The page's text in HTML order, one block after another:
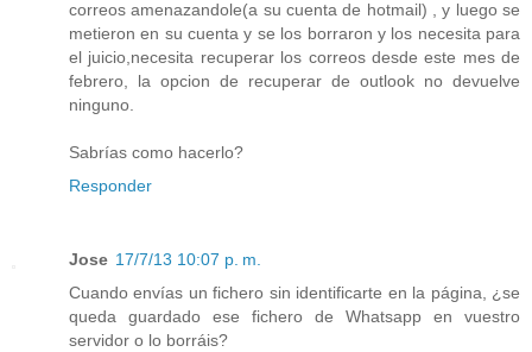
correos amenazandole(a su cuenta de hotmail) , y luego se
metieron en su cuenta y se los borraron y los necesita para
el juicio,necesita recuperar los correos desde este mes de
febrero, la opcion de recuperar de outlook no devuelve
ninguno.
Sabrías como hacerlo?
Responder
Jose 17/7/13 10:07 p. m.
Cuando envías un fichero sin identificarte en la página, ¿se
queda guardado ese fichero de Whatsapp en vuestro
servidor o lo borráis?